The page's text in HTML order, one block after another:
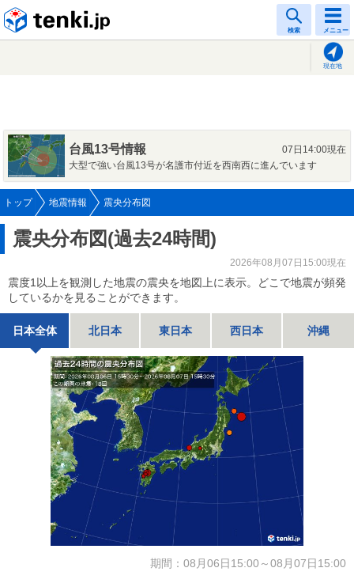
検索 メニュー
現在地
台風13号情報
07日14:00現在
大型で強い台風13号が名護市付近を西南西に進んでいます
トップ 地震情報 震央分布図
震央分布図(過去24時間)
2026年08月07日15:00現在
震度1以上を観測した地震の震央を地図上に表示。どこで地震が頻発
しているかを見ることができます。
日本全体 北日本 東日本 西日本 沖縄
期間：08月06日15:00～08月07日15:00